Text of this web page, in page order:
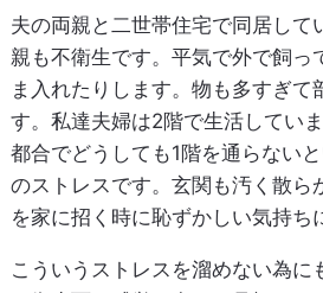
夫の両親と二世帯住宅で同居して
親も不衛生です。平気で外で飼っ
ま入れたりします。物も多すぎて
す。私達夫婦は2階で生活してい
都合でどうしても1階を通らない
のストレスです。玄関も汚く散ら
を家に招く時に恥ずかしい気持ち
こういうストレスを溜めない為に